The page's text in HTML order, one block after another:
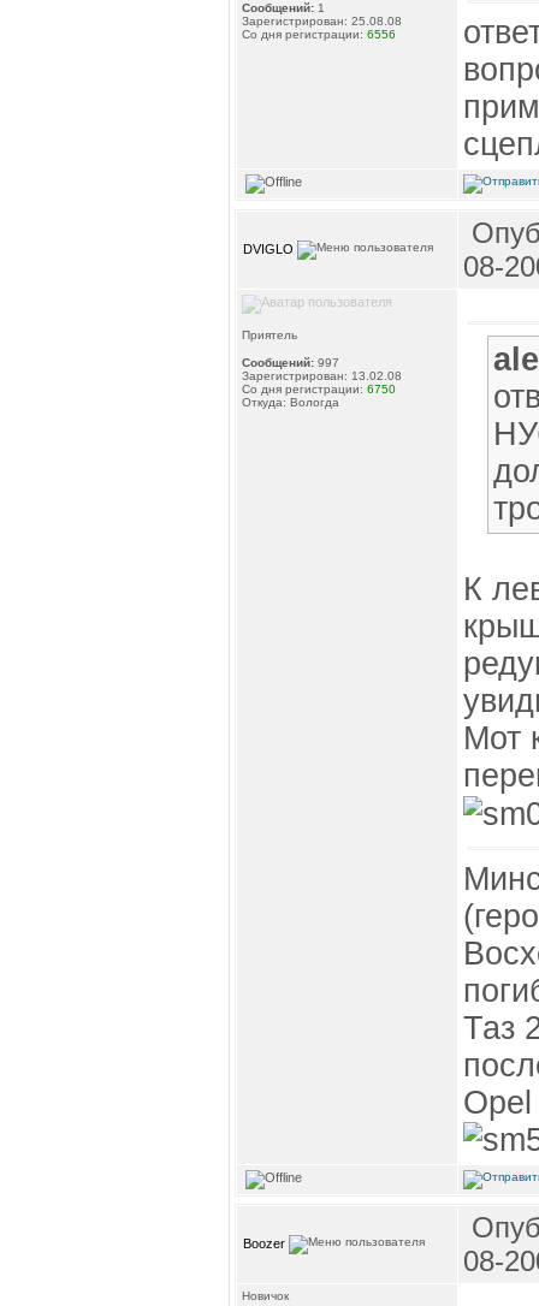
Сообщений: 1
Зарегистрирован: 25.08.08
Со дня регистрации: 6556
DVIGLO
08-
Приятель
Сообщений: 997
Зарегистрирован: 13.02.08
Со дня регистрации: 6750
Откуда: Вологда
К
Мот
Таз
Boozer
08-
Новичок